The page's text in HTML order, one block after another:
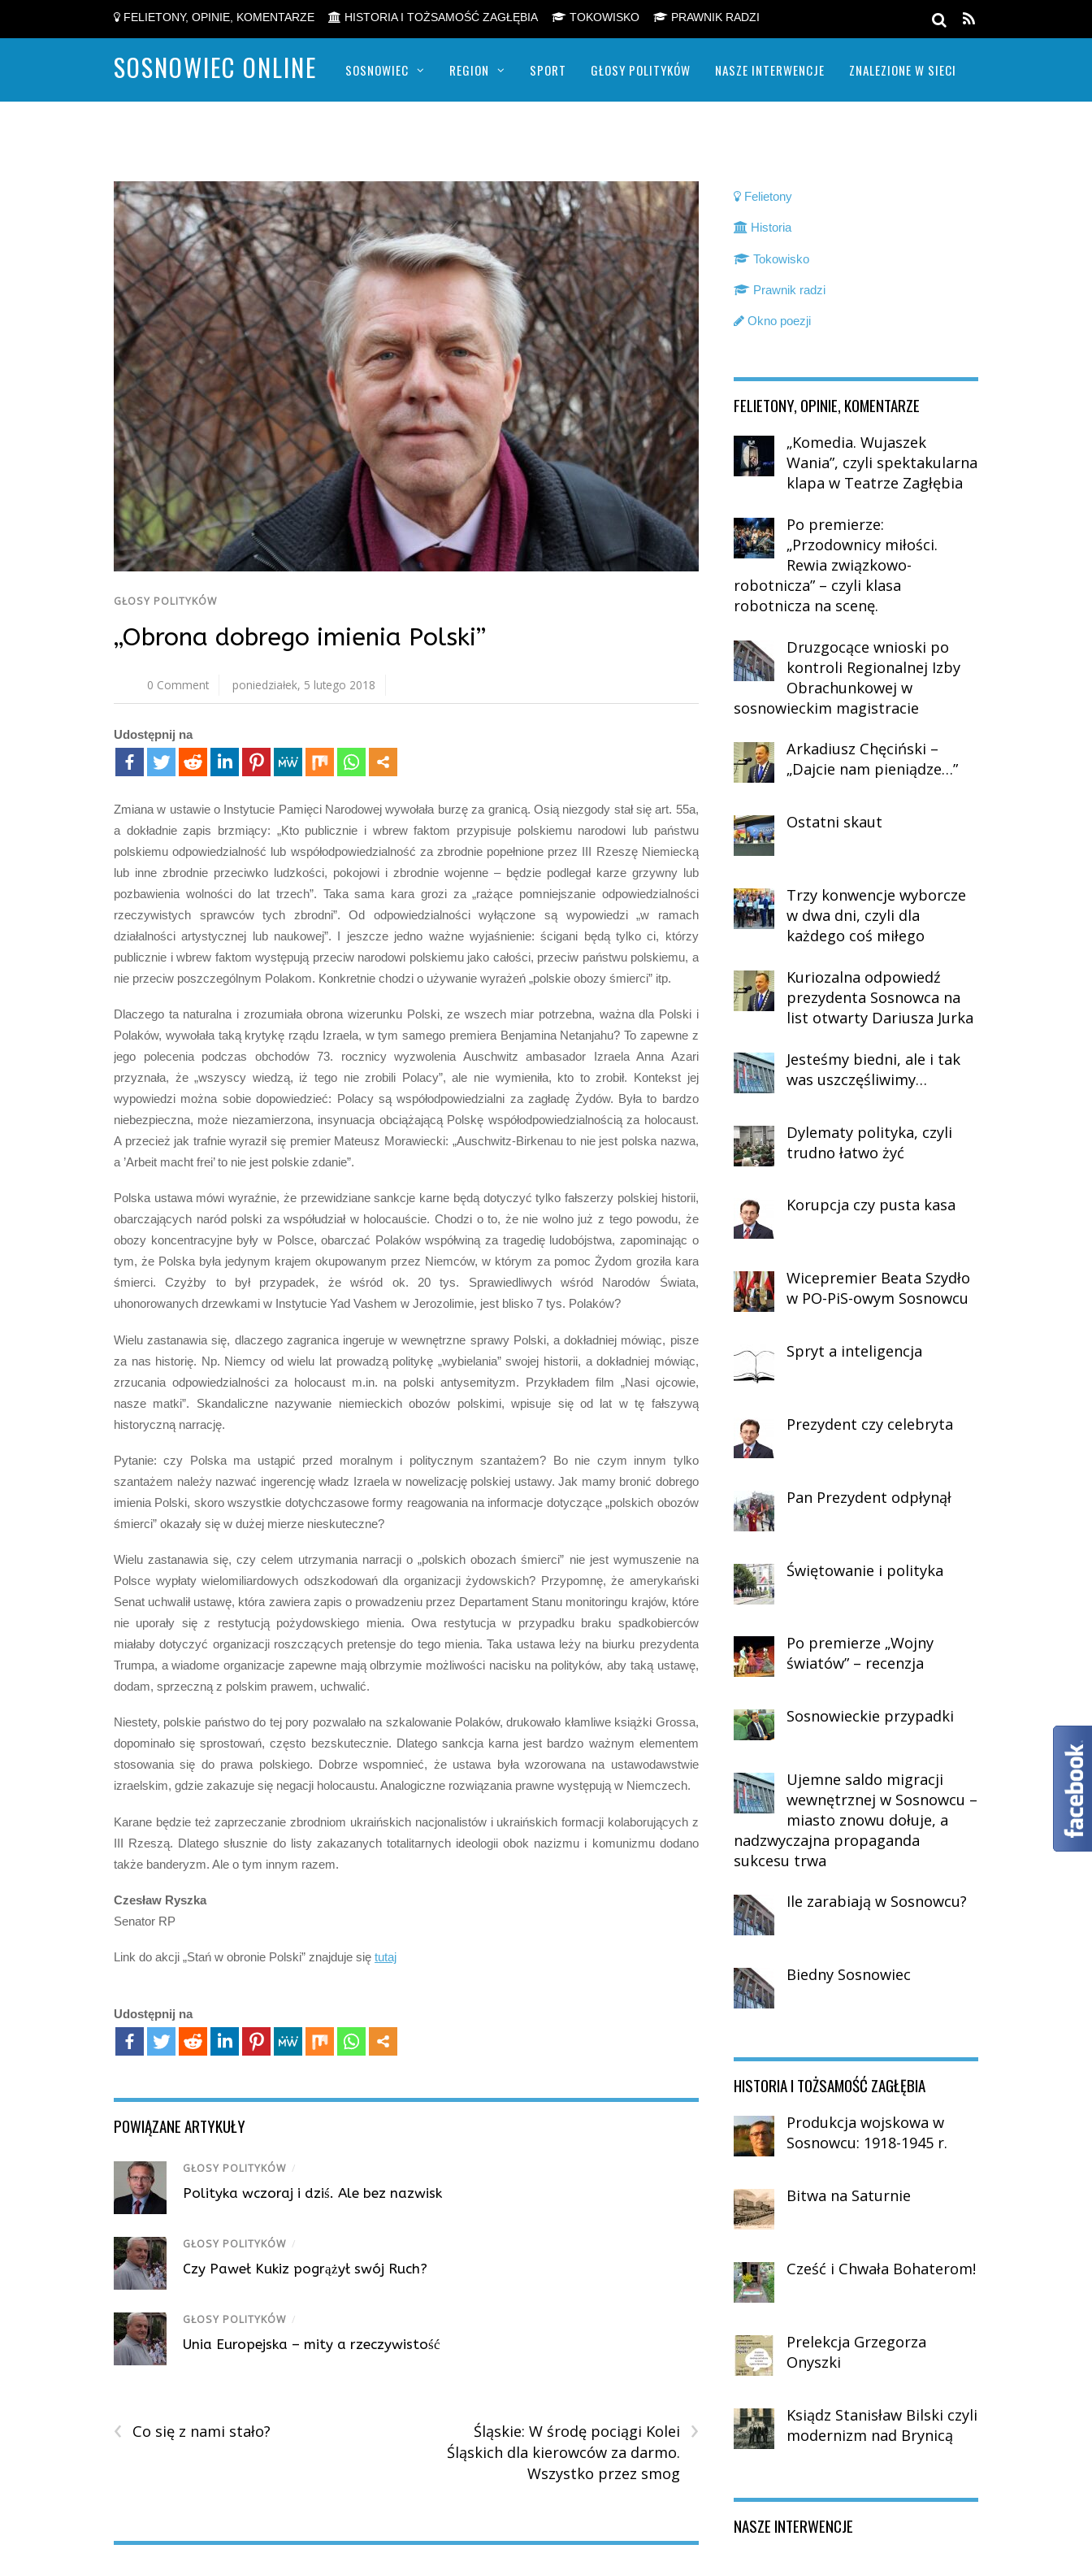
FELIETONY, OPINIE, KOMENTARZE HISTORIA I TOŻSAMOŚĆ ZAGŁĘBIA TOKOWISKO PRAWNIK RADZI
SOSNOWIEC ONLINE SOSNOWIEC REGION SPORT GŁOSY POLITYKÓW NASZE INTERWENCJE ZNALEZIONE W SIECI
GŁOSY POLITYKÓW
„Obrona dobrego imienia Polski”
0 Comment poniedziałek, 5 lutego 2018
Udostępnij na
Zmiana w ustawie o Instytucie Pamięci Narodowej wywołała burzę za granicą. Osią niezgody stał się art. 55a,
a dokładnie zapis brzmiący: „Kto publicznie i wbrew faktom przypisuje polskiemu narodowi lub państwu
polskiemu odpowiedzialność lub współodpowiedzialność za zbrodnie popełnione przez III Rzeszę Niemiecką
lub inne zbrodnie przeciwko ludzkości, pokojowi i zbrodnie wojenne – będzie podlegał karze grzywny lub
pozbawienia wolności do lat trzech”. Taka sama kara grozi za „rażące pomniejszanie odpowiedzialności
rzeczywistych sprawców tych zbrodni”. Od odpowiedzialności wyłączone są wypowiedzi „w ramach
działalności artystycznej lub naukowej”. I jeszcze jedno ważne wyjaśnienie: ścigani będą tylko ci, którzy
publicznie i wbrew faktom występują przeciw narodowi polskiemu jako całości, przeciw państwu polskiemu, a
nie przeciw poszczególnym Polakom. Konkretnie chodzi o używanie wyrażeń „polskie obozy śmierci” itp.
Dlaczego ta naturalna i zrozumiała obrona wizerunku Polski, ze wszech miar potrzebna, ważna dla Polski i
Polaków, wywołała taką krytykę rządu Izraela, w tym samego premiera Benjamina Netanjahu? To zapewne z
jego polecenia podczas obchodów 73. rocznicy wyzwolenia Auschwitz ambasador Izraela Anna Azari
przyznała, że „wszyscy wiedzą, iż tego nie zrobili Polacy”, ale nie wymieniła, kto to zrobił. Kontekst jej
wypowiedzi można sobie dopowiedzieć: Polacy są współodpowiedzialni za zagładę Żydów. Była to bardzo
niebezpieczna, może niezamierzona, insynuacja obciążającą Polskę współodpowiedzialnością za holocaust.
A przecież jak trafnie wyraził się premier Mateusz Morawiecki: „Auschwitz-Birkenau to nie jest polska nazwa,
a ’Arbeit macht frei’ to nie jest polskie zdanie”.
Polska ustawa mówi wyraźnie, że przewidziane sankcje karne będą dotyczyć tylko fałszerzy polskiej historii,
obarczających naród polski za współudział w holocauście. Chodzi o to, że nie wolno już z tego powodu, że
obozy koncentracyjne były w Polsce, obarczać Polaków współwiną za tragedię ludobójstwa, zapominając o
tym, że Polska była jedynym krajem okupowanym przez Niemców, w którym za pomoc Żydom groziła kara
śmierci. Czyżby to był przypadek, że wśród ok. 20 tys. Sprawiedliwych wśród Narodów Świata,
uhonorowanych drzewkami w Instytucie Yad Vashem w Jerozolimie, jest blisko 7 tys. Polaków?
Wielu zastanawia się, dlaczego zagranica ingeruje w wewnętrzne sprawy Polski, a dokładniej mówiąc, pisze
za nas historię. Np. Niemcy od wielu lat prowadzą politykę „wybielania” swojej historii, a dokładniej mówiąc,
zrzucania odpowiedzialności za holocaust m.in. na polski antysemityzm. Przykładem film „Nasi ojcowie,
nasze matki”. Skandaliczne nazywanie niemieckich obozów polskimi, wpisuje się od lat w tę fałszywą
historyczną narrację.
Pytanie: czy Polska ma ustąpić przed moralnym i politycznym szantażem? Bo nie czym innym tylko
szantażem należy nazwać ingerencję władz Izraela w nowelizację polskiej ustawy. Jak mamy bronić dobrego
imienia Polski, skoro wszystkie dotychczasowe formy reagowania na informacje dotyczące „polskich obozów
śmierci” okazały się w dużej mierze nieskuteczne?
Wielu zastanawia się, czy celem utrzymania narracji o „polskich obozach śmierci” nie jest wymuszenie na
Polsce wypłaty wielomiliardowych odszkodowań dla organizacji żydowskich? Przypomnę, że amerykański
Senat uchwalił ustawę, która zawiera zapis o prowadzeniu przez Departament Stanu monitoringu krajów, które
nie uporały się z restytucją pożydowskiego mienia. Owa restytucja w przypadku braku spadkobierców
miałaby dotyczyć organizacji roszczących pretensje do tego mienia. Taka ustawa leży na biurku prezydenta
Trumpa, a wiadome organizacje zapewne mają olbrzymie możliwości nacisku na polityków, aby taką ustawę,
dodam, sprzeczną z polskim prawem, uchwalić.
Niestety, polskie państwo do tej pory pozwalało na szkalowanie Polaków, drukowało kłamliwe książki Grossa,
dopominało się sprostowań, często bezskutecznie. Dlatego sankcja karna jest bardzo ważnym elementem
stosowania się do prawa polskiego. Dobrze wspomnieć, że ustawa była wzorowana na ustawodawstwie
izraelskim, gdzie zakazuje się negacji holocaustu. Analogiczne rozwiązania prawne występują w Niemczech.
Karane będzie też zaprzeczanie zbrodniom ukraińskich nacjonalistów i ukraińskich formacji kolaborujących z
III Rzeszą. Dlatego słusznie do listy zakazanych totalitarnych ideologii obok nazizmu i komunizmu dodano
także banderyzm. Ale o tym innym razem.
Czesław Ryszka
Senator RP
Link do akcji „Stań w obronie Polski” znajduje się tutaj
Udostępnij na
POWIĄZANE ARTYKUŁY
GŁOSY POLITYKÓW /
Polityka wczoraj i dziś. Ale bez nazwisk
GŁOSY POLITYKÓW /
Czy Paweł Kukiz pogrążył swój Ruch?
GŁOSY POLITYKÓW /
Unia Europejska – mity a rzeczywistość
‹ Co się z nami stało? ›
Śląskie: W środę pociągi Kolei
Śląskich dla kierowców za darmo.
Wszystko przez smog
Felietony
Historia
Tokowisko
Prawnik radzi
Okno poezji
FELIETONY, OPINIE, KOMENTARZE
„Komedia. Wujaszek
Wania”, czyli spektakularna
klapa w Teatrze Zagłębia
Po premierze:
„Przodownicy miłości.
Rewia związkowo-
robotnicza” – czyli klasa
robotnicza na scenę.
Druzgocące wnioski po
kontroli Regionalnej Izby
Obrachunkowej w
sosnowieckim magistracie
Arkadiusz Chęciński –
„Dajcie nam pieniądze…”
Ostatni skaut
Trzy konwencje wyborcze
w dwa dni, czyli dla
każdego coś miłego
Kuriozalna odpowiedź
prezydenta Sosnowca na
list otwarty Dariusza Jurka
Jesteśmy biedni, ale i tak
was uszczęśliwimy…
Dylematy polityka, czyli
trudno łatwo żyć
Korupcja czy pusta kasa
Wicepremier Beata Szydło
w PO-PiS-owym Sosnowcu
Spryt a inteligencja
Prezydent czy celebryta
Pan Prezydent odpłynął
Świętowanie i polityka
Po premierze „Wojny
światów” – recenzja
Sosnowieckie przypadki
Ujemne saldo migracji
wewnętrznej w Sosnowcu –
miasto znowu dołuje, a
nadzwyczajna propaganda
sukcesu trwa
Ile zarabiają w Sosnowcu?
Biedny Sosnowiec
HISTORIA I TOŻSAMOŚĆ ZAGŁĘBIA
Produkcja wojskowa w
Sosnowcu: 1918-1945 r.
Bitwa na Saturnie
Cześć i Chwała Bohaterom!
Prelekcja Grzegorza
Onyszki
Ksiądz Stanisław Bilski czyli
modernizm nad Brynicą
NASZE INTERWENCJE